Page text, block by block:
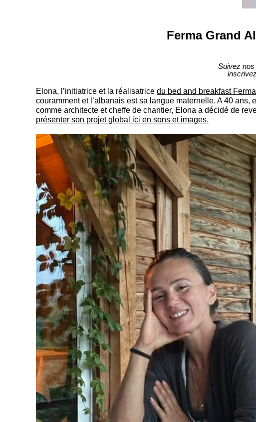
Ferma Grand
Suivez
Elona, l’initiatrice et la réalisatrice du bed and breakfast
couramment et l’albanais est sa langue maternelle. A 40
comme architecte et cheffe de chantier, Elona a décidé de
présenter son projet global ici en sons et images.